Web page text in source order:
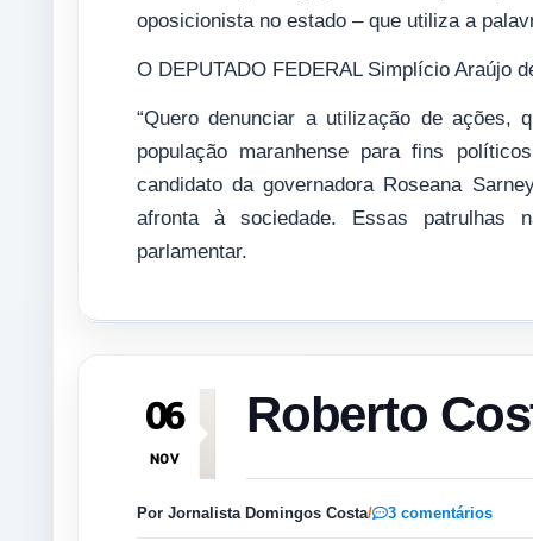
oposicionista no estado – que utiliza a
O DEPUTADO FEDERAL Simplício Araújo
“Quero denunciar a utilização de ações,
população maranhense para fins
candidato da governadora Roseana
afronta à sociedade. Essas patrulhas
parlamentar.
06
NOV
Roberto
Por Jornalista Domingos Costa/ 3 comentários